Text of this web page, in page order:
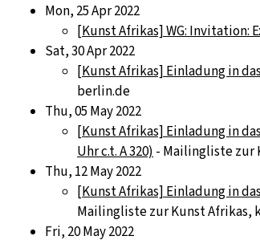
Mon, 25 Apr 2022
[Kunst Afrikas] WG: Invitation:
Sat, 30 Apr 2022
[Kunst Afrikas] Einladung in
berlin.de
Thu, 05 May 2022
[Kunst Afrikas] Einladung in
Uhr c.t. A 320) - Mailingliste zur
Thu, 12 May 2022
[Kunst Afrikas] Einladung in
Mailingliste zur Kunst
Fri, 20 May 2022